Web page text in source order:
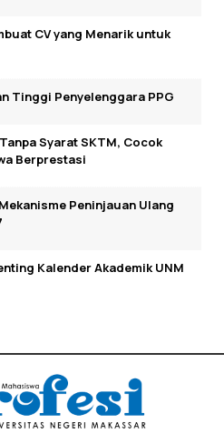
CV yang Menarik untuk
Tinggi Penyelenggara PPG
Syarat SKTM, Cocok
Berprestasi
Peninjauan Ulang
Kalender Akademik UNM